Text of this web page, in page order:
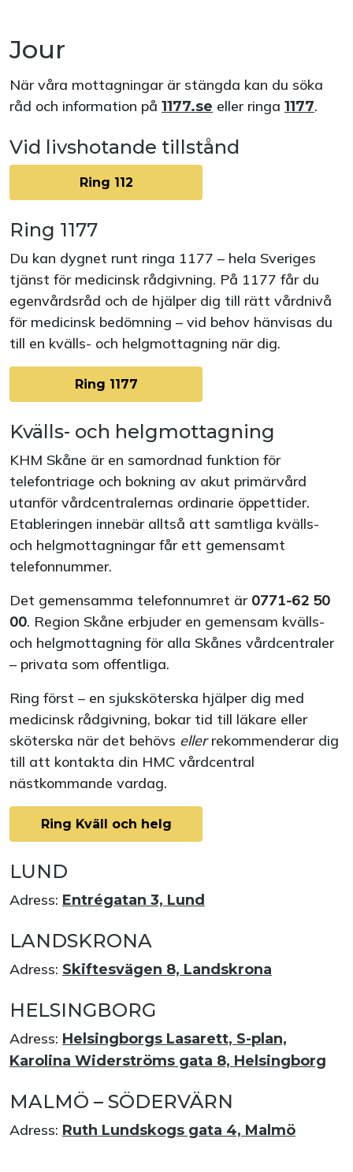
Jour
När våra mottagningar är stängda kan du söka
råd och information på 1177.se eller ringa 1177.
Vid livshotande tillstånd
Ring 112
Ring 1177
Du kan dygnet runt ringa 1177 – hela Sveriges
tjänst för medicinsk rådgivning. På 1177 får du
egenvårdsråd och de hjälper dig till rätt vårdnivå
för medicinsk bedömning – vid behov hänvisas du
till en kvälls- och helgmottagning när dig.
Ring 1177
Kvälls- och helgmottagning
KHM Skåne är en samordnad funktion för
telefontriage och bokning av akut primärvård
utanför vårdcentralernas ordinarie öppettider.
Etableringen innebär alltså att samtliga kvälls-
och helgmottagningar får ett gemensamt
telefonnummer.
Det gemensamma telefonnumret är 0771-62 50
00. Region Skåne erbjuder en gemensam kvälls-
och helgmottagning för alla Skånes vårdcentraler
– privata som offentliga.
Ring först – en sjuksköterska hjälper dig med
medicinsk rådgivning, bokar tid till läkare eller
sköterska när det behövs ellerrekommenderar dig
till att kontakta din HMC vårdcentral
nästkommande vardag.
Ring Kväll och helg
LUND
Adress: Entrégatan 3, Lund
LANDSKRONA
Adress: Skiftesvägen 8, Landskrona
HELSINGBORG
Adress: Helsingborgs Lasarett, S-plan,
Karolina Widerströms gata 8, Helsingborg
MALMÖ – SÖDERVÄRN
Adress: Ruth Lundskogs gata 4, Malmö